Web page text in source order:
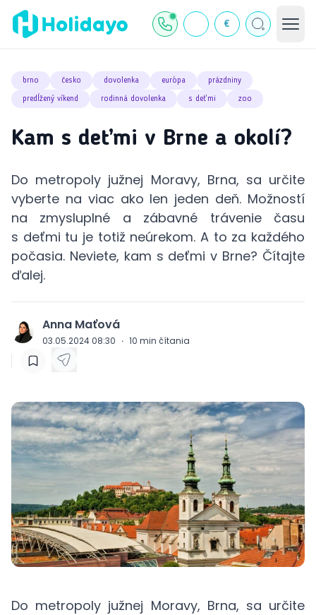
€
brno česko dovolenka európa prázdniny
predĺžený víkend rodinná dovolenka s deťmi zoo
Kam s deťmi v Brne a okolí?
Do metropoly južnej Moravy, Brna, sa určite
vyberte na viac ako len jeden deň. Možností
na zmysluplné a zábavné trávenie času
s deťmi tu je totiž neúrekom. A to za každého
počasia. Neviete, kam s deťmi v Brne? Čítajte
ďalej.
J Anna Maťová
03.05.2024 08:30 · 10 min čítania
Do metropoly južnej Moravy, Brna, sa určite